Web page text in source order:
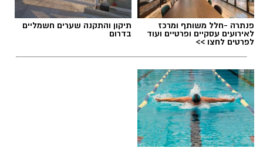
פנתרה -חלל משותף ומרכז
לאירועים עסקיים ופרטיים ועוד
לפרטים לחצו >>
תיקון והתקנה שערים חשמליים
בדרום